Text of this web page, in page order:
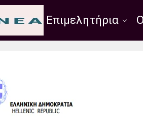
Επιμελητήρια